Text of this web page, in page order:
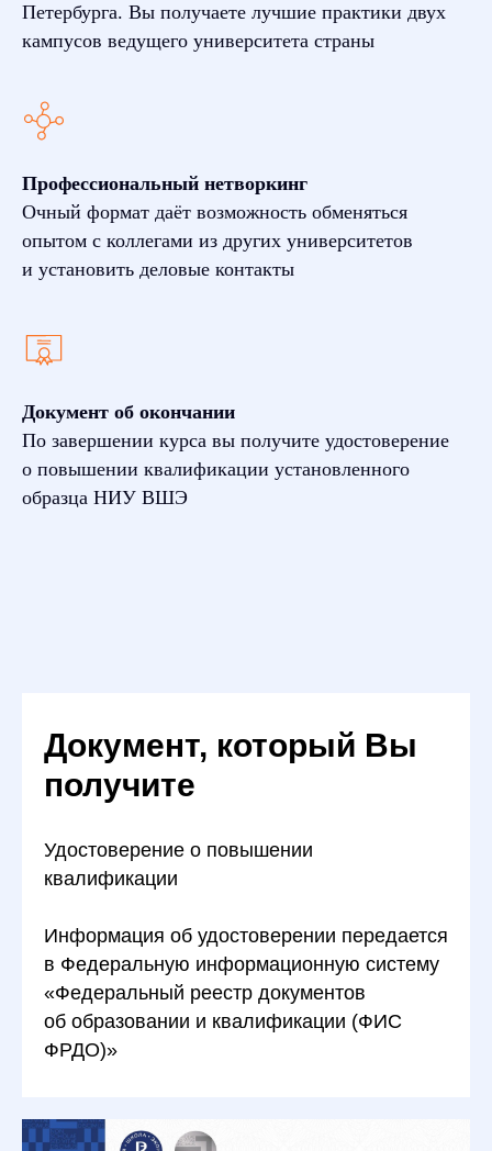
Петербурга. Вы получаете лучшие практики двух
кампусов ведущего университета страны
Профессиональный нетворкинг
Очный формат даёт возможность обменяться
опытом с коллегами из других университетов
и установить деловые контакты
Документ об окончании
По завершении курса вы получите удостоверение
о повышении квалификации установленного
образца НИУ ВШЭ
Документ, который Вы
получите
Удостоверение о повышении
квалификации
Информация об удостоверении передается
в Федеральную информационную систему
«Федеральный реестр документов
об образовании и квалификации (ФИС
ФРДО)»